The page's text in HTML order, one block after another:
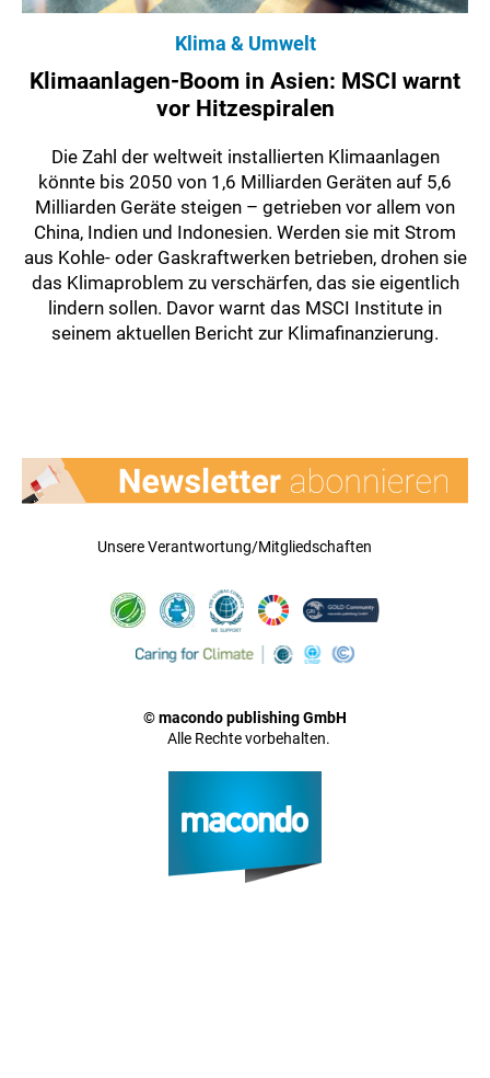
Klima & Umwelt
Klimaanlagen-Boom in Asien: MSCI warnt
vor Hitzespiralen
Die Zahl der weltweit installierten Klimaanlagen
könnte bis 2050 von 1,6 Milliarden Geräten auf 5,6
Milliarden Geräte steigen – getrieben vor allem von
China, Indien und Indonesien. Werden sie mit Strom
aus Kohle- oder Gaskraftwerken betrieben, drohen sie
das Klimaproblem zu verschärfen, das sie eigentlich
lindern sollen. Davor warnt das MSCI Institute in
seinem aktuellen Bericht zur Klimafinanzierung.
Unsere Verantwortung/Mitgliedschaften
© macondo publishing GmbH
Alle Rechte vorbehalten.